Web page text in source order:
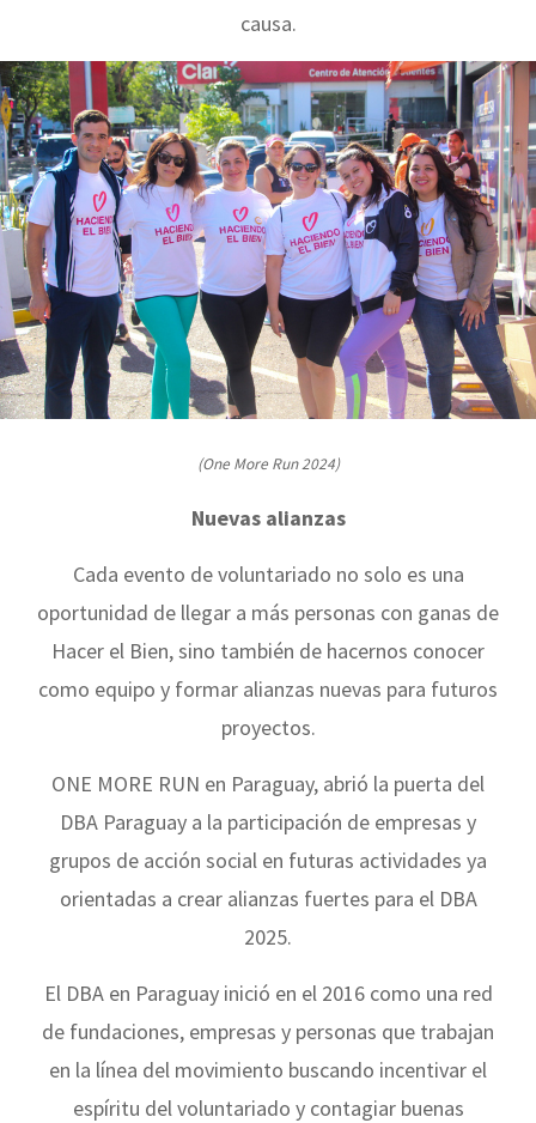
causa.
(One More Run 2024)
Nuevas alianzas
Cada evento de voluntariado no solo es una
oportunidad de llegar a más personas con ganas de
Hacer el Bien, sino también de hacernos conocer
como equipo y formar alianzas nuevas para futuros
proyectos.
ONE MORE RUN en Paraguay, abrió la puerta del
DBA Paraguay a la participación de empresas y
grupos de acción social en futuras actividades ya
orientadas a crear alianzas fuertes para el DBA
2025.
El DBA en Paraguay inició en el 2016 como una red
de fundaciones, empresas y personas que trabajan
en la línea del movimiento buscando incentivar el
espíritu del voluntariado y contagiar buenas